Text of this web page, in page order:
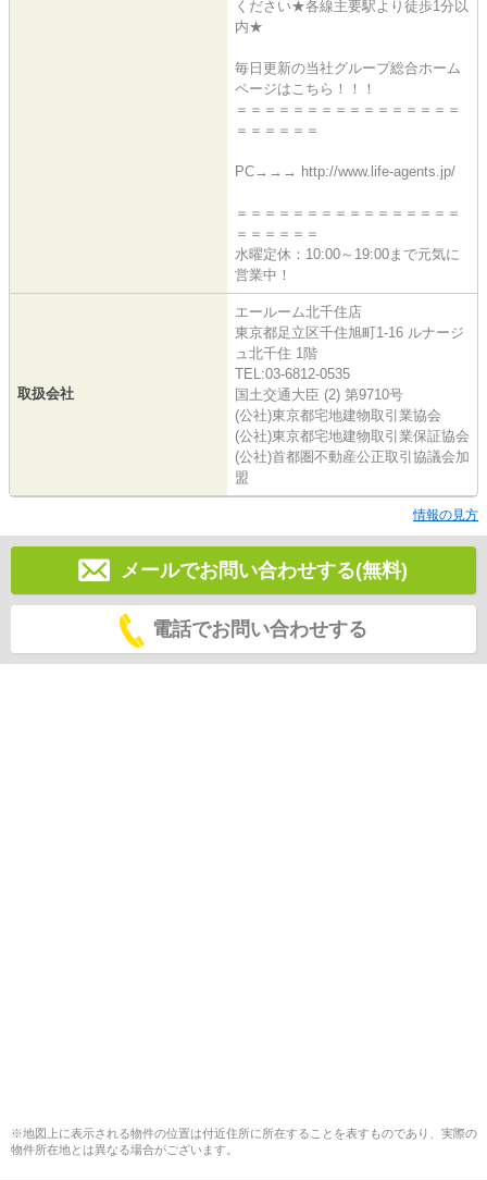
ください★各線主要駅より徒歩1分以
内★
毎日更新の当社グループ総合ホーム
ページはこちら！！！
＝＝＝＝＝＝＝＝＝＝＝＝＝＝＝＝
＝＝＝＝＝＝
PC→→→ http://www.life-agents.jp/
＝＝＝＝＝＝＝＝＝＝＝＝＝＝＝＝
＝＝＝＝＝＝
水曜定休：10:00～19:00まで元気に
営業中！
取扱会社
エールーム北千住店
東京都足立区千住旭町1-16 ルナージ
ュ北千住 1階
TEL:03-6812-0535
国土交通大臣 (2) 第9710号
(公社)東京都宅地建物取引業協会
(公社)東京都宅地建物取引業保証協会
(公社)首都圏不動産公正取引協議会加
盟
情報の見方
メールでお問い合わせする(無料)
電話でお問い合わせする
※地図上に表示される物件の位置は付近住所に所在することを表すものであり、実際の
物件所在地とは異なる場合がございます。